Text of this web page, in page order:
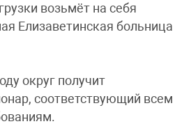
возьмёт на себя
Елизаветинская больница
округ получит
соответствующий всем